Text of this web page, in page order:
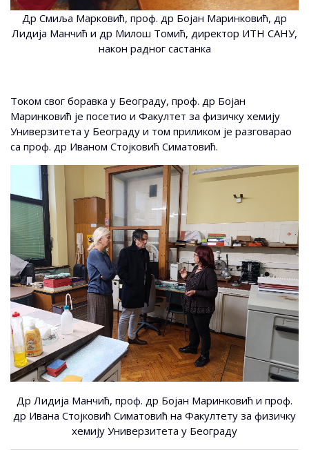
Др Смиља Марковић, проф. др Бојан Маринковић, др
Лидија Манчић и др Милош Томић, директор ИТН САНУ,
након радног састанка
Током свог боравка у Београду, проф. др Бојан
Маринковић је посетио и Факултет за физичку хемију
Универзитета у Београду и том приликом је разговарао
са проф. др Иваном Стојковић Симатовић.
Др Лидија Манчић, проф. др Бојан Маринковић и проф.
др Ивана Стојковић Симатовић на Факултету за физичку
хемију Универзитета у Београду